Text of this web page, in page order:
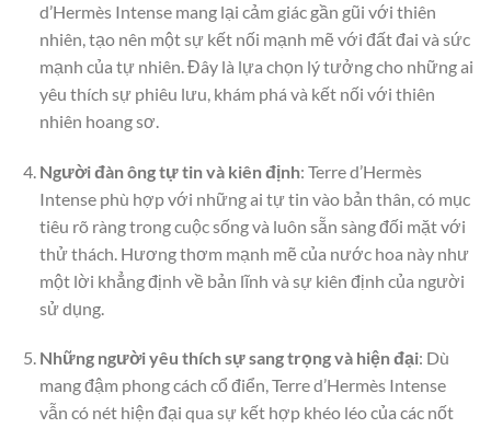
d’Hermès Intense mang lại cảm giác gần gũi với thiên
nhiên, tạo nên một sự kết nối mạnh mẽ với đất đai và sức
mạnh của tự nhiên. Đây là lựa chọn lý tưởng cho những ai
yêu thích sự phiêu lưu, khám phá và kết nối với thiên
nhiên hoang sơ.
Người đàn ông tự tin và kiên định: Terre d’Hermès
Intense phù hợp với những ai tự tin vào bản thân, có mục
tiêu rõ ràng trong cuộc sống và luôn sẵn sàng đối mặt với
thử thách. Hương thơm mạnh mẽ của nước hoa này như
một lời khẳng định về bản lĩnh và sự kiên định của người
sử dụng.
Những người yêu thích sự sang trọng và hiện đại: Dù
mang đậm phong cách cổ điển, Terre d’Hermès Intense
vẫn có nét hiện đại qua sự kết hợp khéo léo của các nốt